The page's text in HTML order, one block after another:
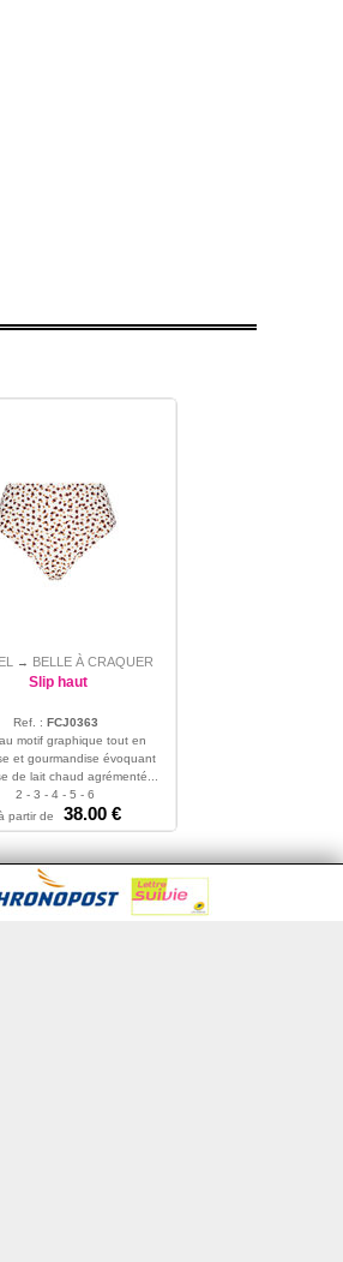
→ BELLE À CRAQUER
Slip haut
Ref. : FCJ0363
motif graphique tout en
et gourmandise évoquant
de lait chaud agrémenté...
2 - 3 - 4 - 5 - 6
partir de
38.00 €